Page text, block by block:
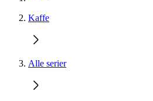
Kaffe
Alle serier